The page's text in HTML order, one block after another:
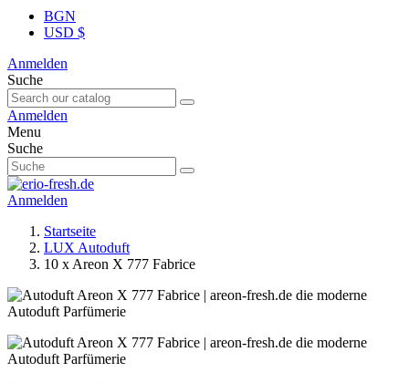
BGN
USD $
Anmelden
Suche
Anmelden
Menu
Suche
Anmelden
Startseite
LUX Autoduft
10 x Areon X 777 Fabrice